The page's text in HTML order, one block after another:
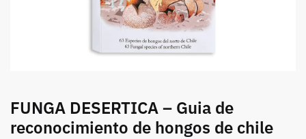
FUNGA DESERTICA – Guia de
reconocimiento de hongos de chile